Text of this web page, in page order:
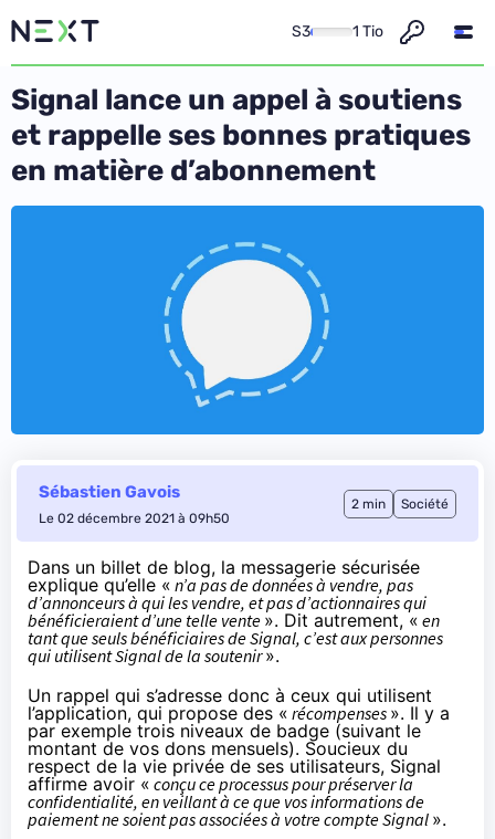
S3 1 Tio
Signal lance un appel à soutiens
et rappelle ses bonnes pratiques
en matière d’abonnement
Sébastien Gavois
Le 02 décembre 2021 à 09h50
2 min Société
Dans un billet de blog, la messagerie sécurisée
explique qu’elle « n’a pas de données à vendre, pas
d’annonceurs à qui les vendre, et pas d’actionnaires qui
bénéficieraient d’une telle vente ». Dit autrement, « en
tant que seuls bénéficiaires de Signal, c’est aux personnes
qui utilisent Signal de la soutenir».
Un rappel qui s’adresse donc à ceux qui utilisent
l’application, qui propose des « récompenses ». Il y a
par exemple trois niveaux de badge (suivant le
montant de vos dons mensuels). Soucieux du
respect de la vie privée de ses utilisateurs, Signal
affirme avoir « conçu ce processus pour préserver la
confidentialité, en veillant à ce que vos informations de
paiement ne soient pas associées à votre compte Signal ».